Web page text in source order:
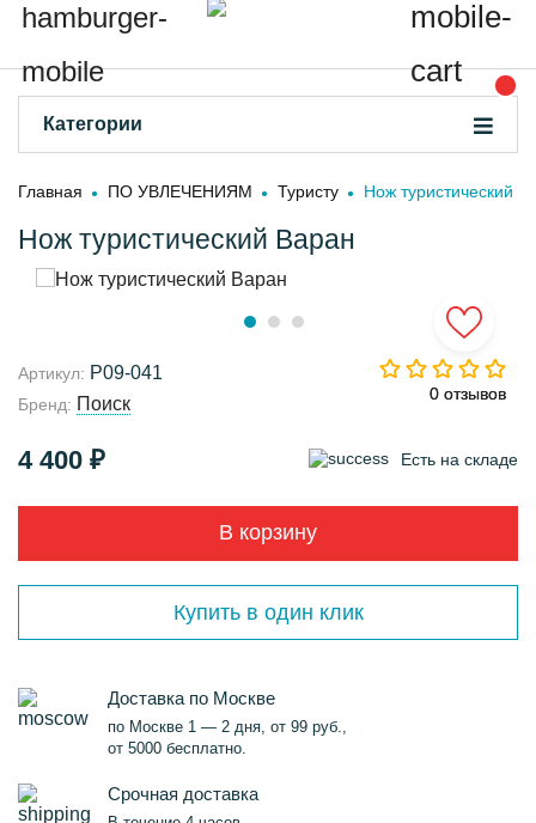
Категории
Главная ПО УВЛЕЧЕНИЯМ Туристу Нож туристический
Нож туристический Варан
0 отзывов
Артикул: Р09-041
Бренд: Поиск 0 отзывов
4 400 ₽ Есть на складе
В корзину
Купить в один клик
Доставка по Москве
по Москве 1 — 2 дня, от 99 руб.,
от 5000 бесплатно.
Срочная доставка